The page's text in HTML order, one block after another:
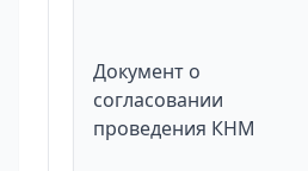
Документ о
согласовании
проведения КНМ